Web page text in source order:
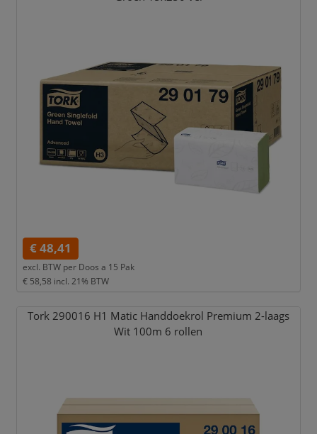
€ 48,41
excl. BTW per Doos a 15 Pak
€ 58,58 incl. 21% BTW
Tork 290016 H1 Matic Handdoekrol Premium 2-laags
Wit 100m 6 rollen